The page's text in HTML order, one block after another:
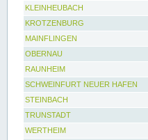
KLEINHEUBACH
KROTZENBURG
MAINFLINGEN
OBERNAU
RAUNHEIM
SCHWEINFURT NEUER HAFEN
STEINBACH
TRUNSTADT
WERTHEIM